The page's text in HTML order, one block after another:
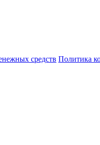
средств Политика